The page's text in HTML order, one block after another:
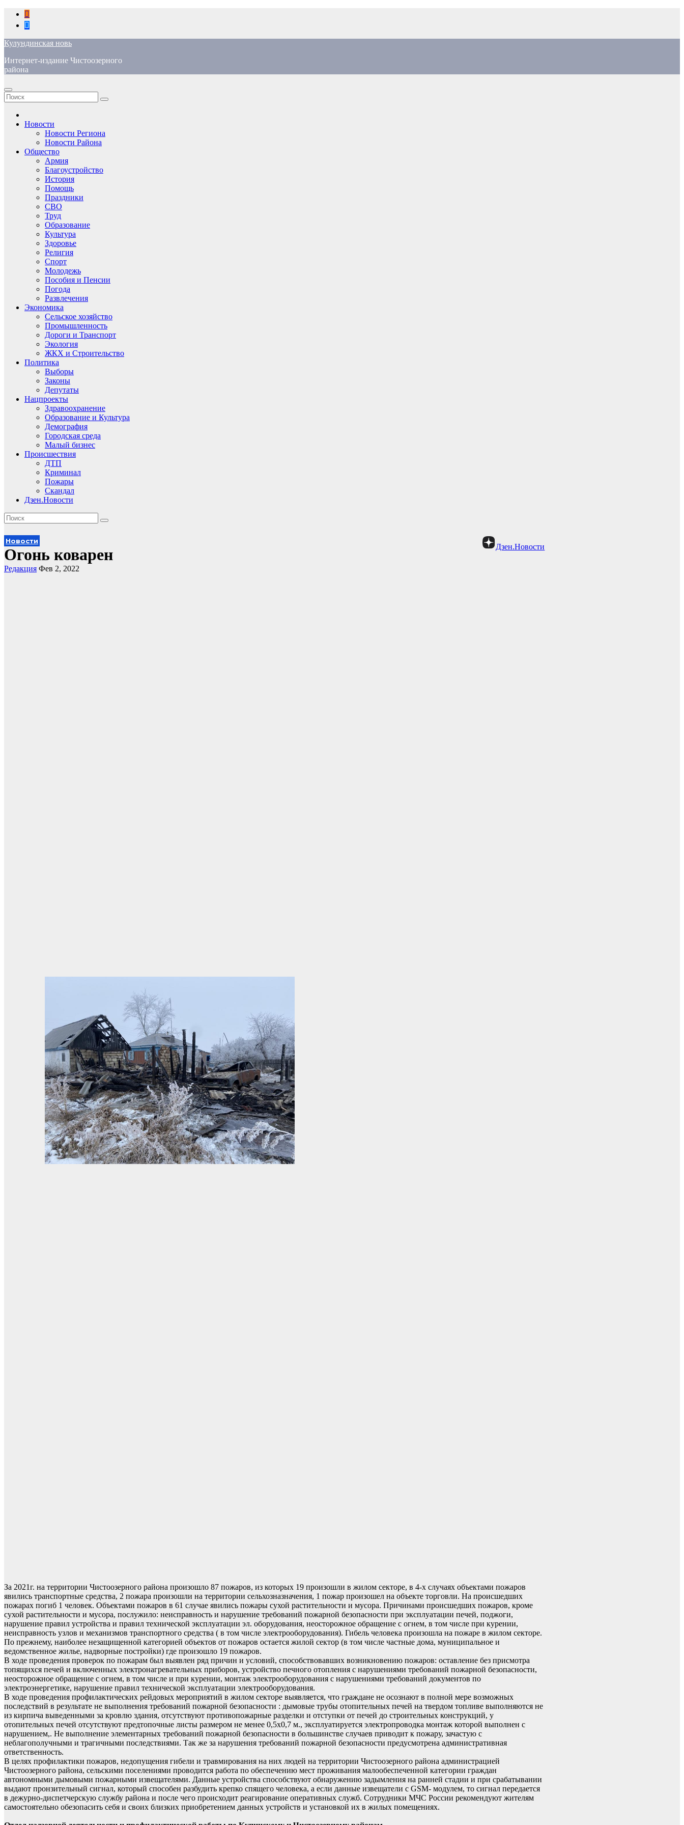
Перейти
содержимому
Кулундинская новь
Интернет-издание Чистоозерного
района
Новости
Новости Региона
Новости Района
Общество
Армия
Благоустройство
История
Помощь
Праздники
СВО
Труд
Образование
Культура
Здоровье
Религия
Спорт
Молодежь
Пособия и Пенсии
Погода
Развлечения
Экономика
Сельское хозяйство
Промышленность
Дороги и Транспорт
Экология
ЖКХ и Строительство
Политика
Выборы
Законы
Депутаты
Нацпроекты
Здравоохранение
Образование и Культура
Демография
Городская среда
Малый бизнес
Происшествия
ДТП
Криминал
Пожары
Скандал
Дзен.Новости
Дзен.Новости
Новости
Огонь коварен
Редакция Фев 2, 2022
За 2021г. на территории Чистоозерного района произошло 87 пожаров, из которых 19 произошли в жилом секторе, в 4-х случаях объектами пожаров
явились транспортные средства, 2 пожара произошли на территории сельхозназначения, 1 пожар произошел на объекте торговли. На происшедших
пожарах погиб 1 человек. Объектами пожаров в 61 случае явились пожары сухой растительности и мусора. Причинами происшедших пожаров, кроме
сухой растительности и мусора, послужило: неисправность и нарушение требований пожарной безопасности при эксплуатации печей, поджоги,
нарушение правил устройства и правил технической эксплуатации эл. оборудования, неосторожное обращение с огнем, в том числе при курении,
неисправность узлов и механизмов транспортного средства ( в том числе электрооборудования). Гибель человека произошла на пожаре в жилом секторе.
По прежнему, наиболее незащищенной категорией объектов от пожаров остается жилой сектор (в том числе частные дома, муниципальное и
ведомственное жилье, надворные постройки) где произошло 19 пожаров.
В ходе проведения проверок по пожарам был выявлен ряд причин и условий, способствовавших возникновению пожаров: оставление без присмотра
топящихся печей и включенных электронагревательных приборов, устройство печного отопления с нарушениями требований пожарной безопасности,
неосторожное обращение с огнем, в том числе и при курении, монтаж электрооборудования с нарушениями требований документов по
электроэнергетике, нарушение правил технической эксплуатации электрооборудования.
В ходе проведения профилактических рейдовых мероприятий в жилом секторе выявляется, что граждане не осознают в полной мере возможных
последствий в результате не выполнения требований пожарной безопасности : дымовые трубы отопительных печей на твердом топливе выполняются не
из кирпича выведенными за кровлю здания, отсутствуют противопожарные разделки и отступки от печей до строительных конструкций, у
отопительных печей отсутствуют предтопочные листы размером не менее 0,5х0,7 м., эксплуатируется электропроводка монтаж которой выполнен с
нарушением,. Не выполнение элементарных требований пожарной безопасности в большинстве случаев приводит к пожару, зачастую с
неблагополучными и трагичными последствиями. Так же за нарушения требований пожарной безопасности предусмотрена административная
ответственность.
В целях профилактики пожаров, недопущения гибели и травмирования на них людей на территории Чистоозерного района администрацией
Чистоозерного района, сельскими поселениями проводится работа по обеспечению мест проживания малообеспеченной категории граждан
автономными дымовыми пожарными извещателями. Данные устройства способствуют обнаружению задымления на ранней стадии и при срабатывании
выдают пронзительный сигнал, который способен разбудить крепко спящего человека, а если данные извещатели с GSM- модулем, то сигнал передается
в дежурно-диспетчерскую службу района и после чего происходит реагирование оперативных служб. Сотрудники МЧС России рекомендуют жителям
самостоятельно обезопасить себя и своих близких приобретением данных устройств и установкой их в жилых помещениях.